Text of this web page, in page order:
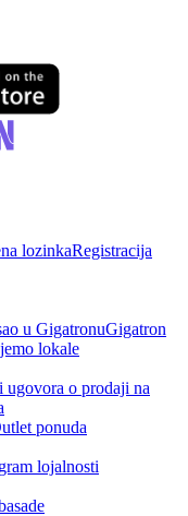
lozinkaRegistracija
u GigatronuGigatron
lokale
ugovora o prodaji na
ponuda
lojalnosti